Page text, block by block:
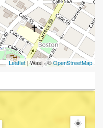
Leaflet | Wasi - ©OpenStreetMap